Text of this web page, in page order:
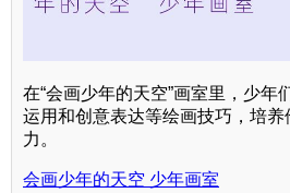
在“会画少年的天空”画室里，少年
运用和创意表达等绘画技巧，培
力。
会画少年的天空 少年画室